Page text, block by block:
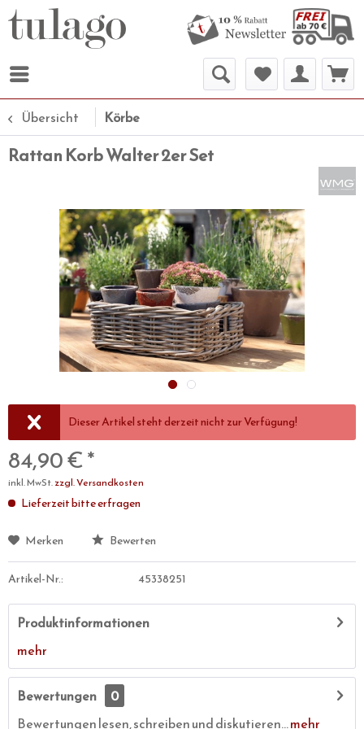
Übersicht Körbe
Rattan Korb Walter 2er Set
Dieser Artikel steht derzeit nicht zur Verfügung!
84,90 € *
inkl. MwSt.zzgl. Versandkosten
Lieferzeit bitte erfragen
Merken Bewerten
Artikel-Nr.: 45338251
Produktinformationen
mehr
Bewertungen
0
Bewertungen lesen, schreiben und diskutieren...mehr